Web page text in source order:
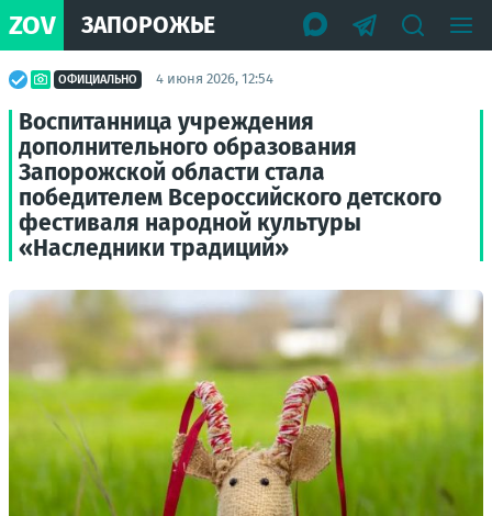
ZOV ЗАПОРОЖЬЕ
ОФИЦИАЛЬНО 4 июня 2026, 12:54
Воспитанница учреждения
дополнительного образования
Запорожской области стала
победителем Всероссийского детского
фестиваля народной культуры
«Наследники традиций»